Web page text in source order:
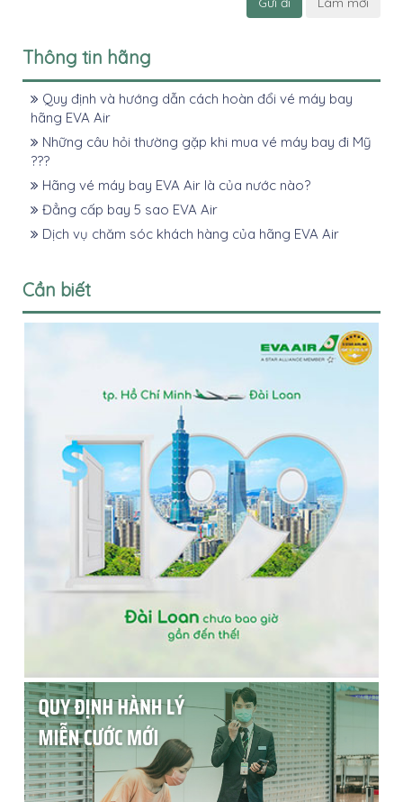
Thông tin hãng
Quy định và hướng dẫn cách hoàn đổi vé máy bay
hãng EVA Air
Những câu hỏi thường gặp khi mua vé máy bay đi Mỹ
???
Hãng vé máy bay EVA Air là của nước nào?
Đẳng cấp bay 5 sao EVA Air
Dịch vụ chăm sóc khách hàng của hãng EVA Air
Cần biết